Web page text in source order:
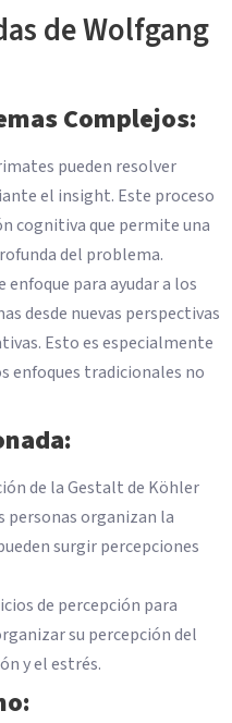
de Wolfgang
Complejos:
pueden resolver
el insight. Este proceso
cognitiva que permite una
del problema.
para ayudar a los
desde nuevas perspectivas
Esto es especialmente
enfoques tradicionales no
de la Gestalt de Köhler
personas organizan la
surgir percepciones
de percepción para
su percepción del
y el estrés.